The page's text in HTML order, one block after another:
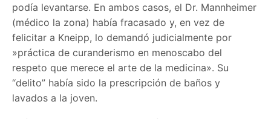
podía levantarse. En ambos casos, el Dr. Mannheimer
(médico la zona) había fracasado y, en vez de
felicitar a Kneipp, lo demandó judicialmente por
»práctica de curanderismo en menoscabo del
respeto que merece el arte de la medicina». Su
“delito” había sido la prescripción de baños y
lavados a la joven.